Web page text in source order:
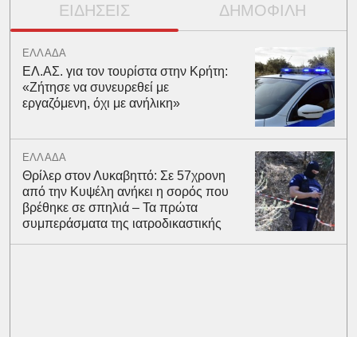
ΕΙΔΗΣΕΙΣ ΔΗΜΟΦΙΛΗ
ΕΛΛΑΔΑ
ΕΛ.ΑΣ. για τον τουρίστα στην Κρήτη:
«Ζήτησε να συνευρεθεί με
εργαζόμενη, όχι με ανήλικη»
ΕΛΛΑΔΑ
Θρίλερ στον Λυκαβηττό: Σε 57χρονη
από την Κυψέλη ανήκει η σορός που
βρέθηκε σε σπηλιά – Τα πρώτα
συμπεράσματα της ιατροδικαστικής